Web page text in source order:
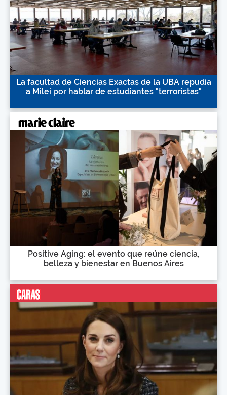
La facultad de Ciencias Exactas de la UBA repudia
a Milei por hablar de estudiantes "terroristas"
Positive Aging: el evento que reúne ciencia,
belleza y bienestar en Buenos Aires